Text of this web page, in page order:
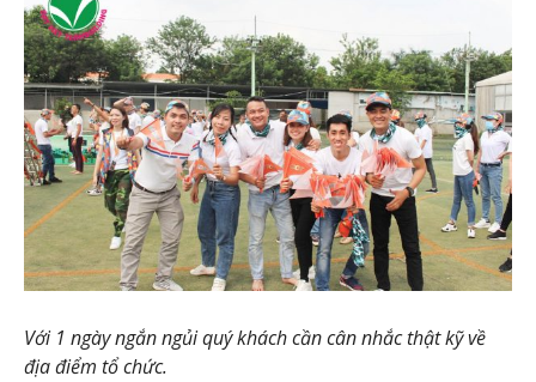
Với 1 ngày ngắn ngủi quý khách cần cân nhắc thật kỹ về
địa điểm tổ chức.